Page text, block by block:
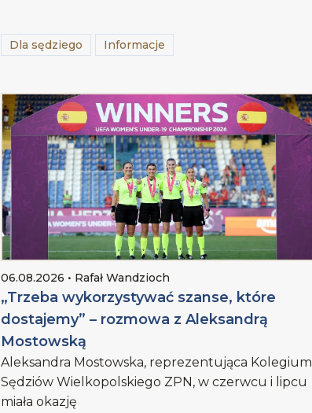
Dla sędziego Informacje
06.08.2026 • Rafał Wandzioch
„Trzeba wykorzystywać szanse, które
dostajemy” – rozmowa z Aleksandrą
Mostowską
Aleksandra Mostowska, reprezentująca Kolegium
Sędziów Wielkopolskiego ZPN, w czerwcu i lipcu
miała okazję